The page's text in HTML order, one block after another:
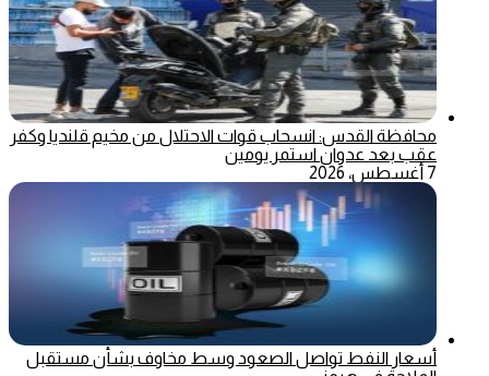
محافظة القدس: انسحاب قوات الاحتلال من مخيم قلنديا وكفر
عقب بعد عدوان استمر يومين
7 أغسطس، 2026
أسعار النفط تواصل الصعود وسط مخاوف بشأن مستقبل